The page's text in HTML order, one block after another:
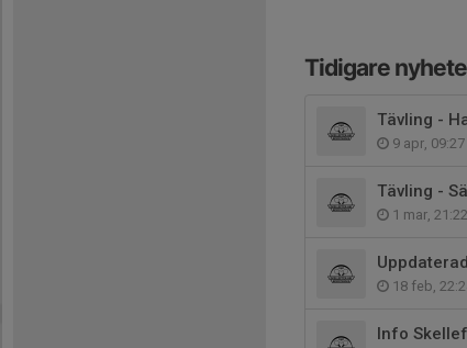
Tidigare
Tävling -
9 apr, 09:27
Tävling -
1 mar, 21:22
18 feb,
Info